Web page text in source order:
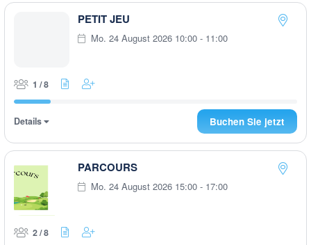
PETIT JEU
Mo. 24 August 2026 10:00 - 11:00
1 / 8
Details Buchen Sie jetzt
PARCOURS
Mo. 24 August 2026 15:00 - 17:00
2 / 8